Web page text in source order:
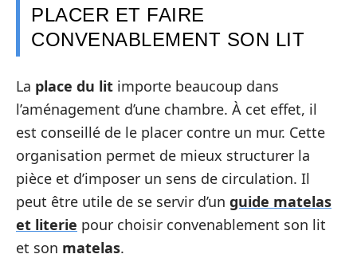
PLACER ET FAIRE
CONVENABLEMENT SON LIT
La place du lit importe beaucoup dans
l’aménagement d’une chambre. À cet effet, il
est conseillé de le placer contre un mur. Cette
organisation permet de mieux structurer la
pièce et d’imposer un sens de circulation. Il
peut être utile de se servir d’un guide matelas
et literie pour choisir convenablement son lit
et son matelas.